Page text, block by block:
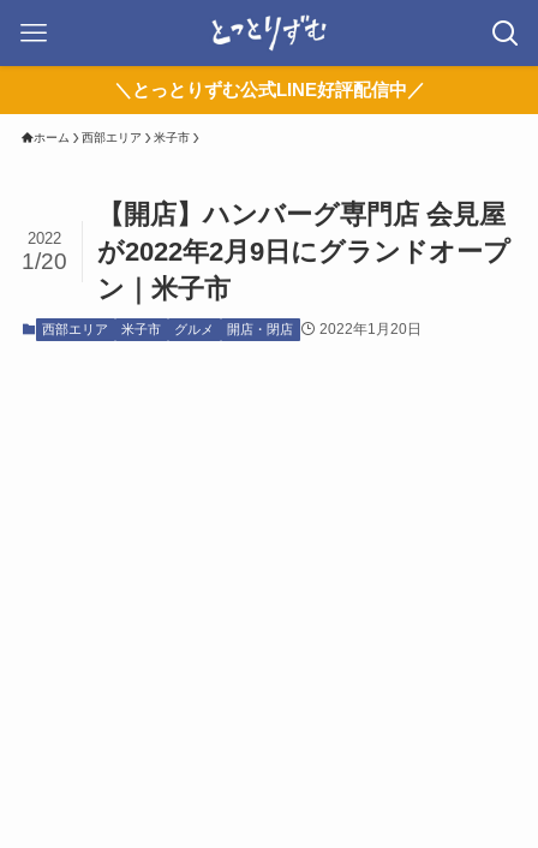
＼とっとりずむ公式LINE好評配信中／
ホーム 西部エリア 米子市
【開店】ハンバーグ専門店 会見屋
が2022年2月9日にグランドオープ
ン｜米子市
2022
1/20
西部エリア 米子市 グルメ 開店・閉店 2022年1月20日